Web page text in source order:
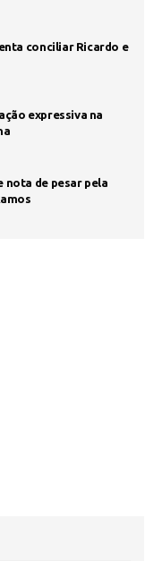
conciliar Ricardo e
expressiva na
nota de pesar pela